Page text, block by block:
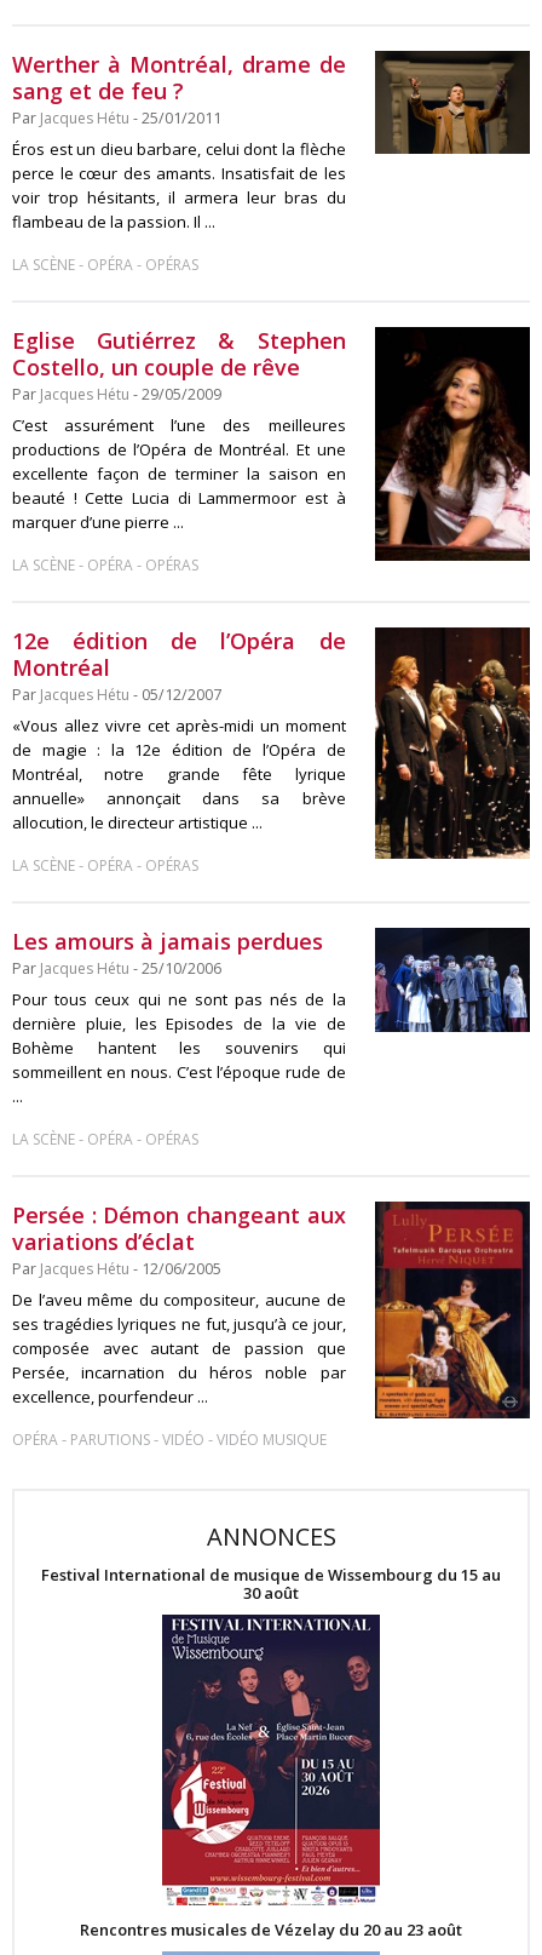
Werther à Montréal, drame de
sang et de feu ?
Par Jacques Hétu - 25/01/2011
Éros est un dieu barbare, celui dont la flèche
perce le cœur des amants. Insatisfait de les
voir trop hésitants, il armera leur bras du
flambeau de la passion. Il ...
LA SCÈNE- OPÉRA- OPÉRAS
Eglise Gutiérrez & Stephen
Costello, un couple de rêve
Par Jacques Hétu - 29/05/2009
C’est assurément l’une des meilleures
productions de l’Opéra de Montréal. Et une
excellente façon de terminer la saison en
beauté ! Cette Lucia di Lammermoor est à
marquer d’une pierre ...
LA SCÈNE- OPÉRA- OPÉRAS
12e édition de l’Opéra de
Montréal
Par Jacques Hétu - 05/12/2007
«Vous allez vivre cet après-midi un moment
de magie : la 12e édition de l’Opéra de
Montréal, notre grande fête lyrique
annuelle» annonçait dans sa brève
allocution, le directeur artistique ...
LA SCÈNE- OPÉRA- OPÉRAS
Les amours à jamais perdues
Par Jacques Hétu - 25/10/2006
Pour tous ceux qui ne sont pas nés de la
dernière pluie, les Episodes de la vie de
Bohème hantent les souvenirs qui
sommeillent en nous. C’est l’époque rude de
...
LA SCÈNE- OPÉRA- OPÉRAS
Persée : Démon changeant aux
variations d’éclat
Par Jacques Hétu - 12/06/2005
De l’aveu même du compositeur, aucune de
ses tragédies lyriques ne fut, jusqu’à ce jour,
composée avec autant de passion que
Persée, incarnation du héros noble par
excellence, pourfendeur ...
OPÉRA- PARUTIONS-VIDÉO -VIDÉO MUSIQUE
ANNONCES
Festival International de musique de Wissembourg du 15 au
30 août
Rencontres musicales de Vézelay du 20 au 23 août